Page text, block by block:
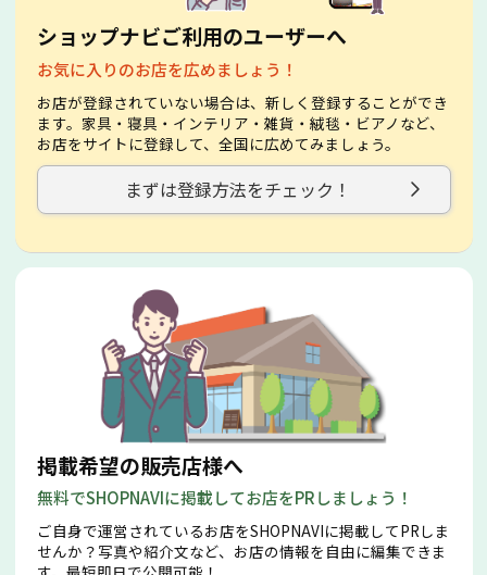
ショップナビご利用のユーザーへ
お気に入りのお店を広めましょう！
お店が登録されていない場合は、新しく登録することができ
ます。家具・寝具・インテリア・雑貨・絨毯・ビアノなど、
お店をサイトに登録して、全国に広めてみましょう。
まずは登録方法をチェック！
掲載希望の販売店様へ
無料でSHOPNAVIに掲載してお店をPRしましょう！
ご自身で運営されているお店をSHOPNAVIに掲載してPRしま
せんか？写真や紹介文など、お店の情報を自由に編集できま